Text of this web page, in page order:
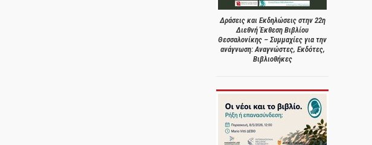
Δράσεις και Εκδηλώσεις στην 22η
Διεθνή Έκθεση Βιβλίου
Θεσσαλονίκης – Συμμαχίες για την
ανάγνωση: Αναγνώστες, Εκδότες,
Βιβλιοθήκες